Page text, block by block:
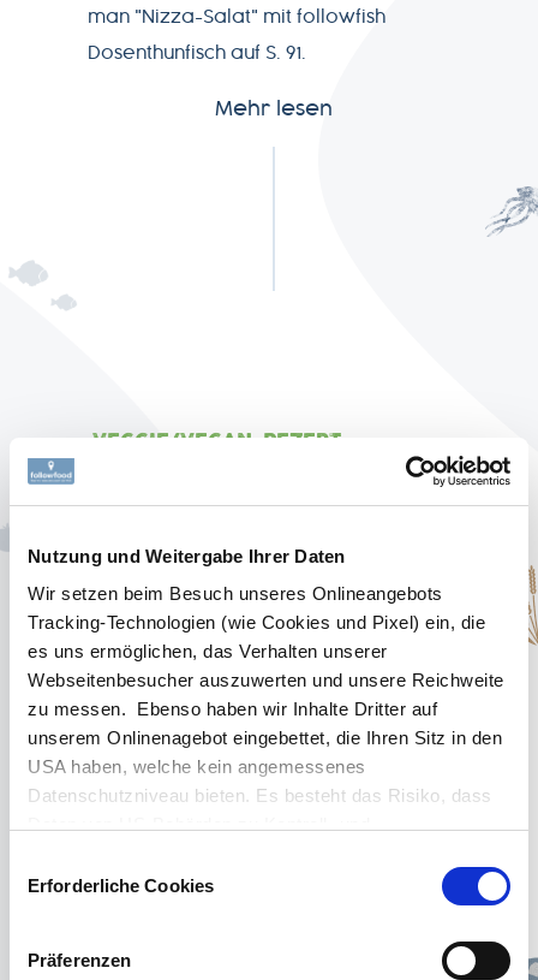
Nutzung und Weitergabe Ihrer Daten
Wir setzen beim Besuch unseres Onlineangebots
Tracking-Technologien (wie Cookies und Pixel) ein, die
es uns ermöglichen, das Verhalten unserer
Webseitenbesucher auszuwerten und unsere Reichweite
zu messen. Ebenso haben wir Inhalte Dritter auf
unserem Onlinenagebot eingebettet, die Ihren Sitz in den
USA haben, welche kein angemessenes
Datenschutzniveau bieten. Es besteht das Risiko, dass
Ihnen möglicherweise Rechtsbehelfsmöglichkeiten
zustehen. Die eingesetzten Dienstleister können Daten
für eigene Zwecke verarbeiten und mit anderen Daten
zusammenführen. Details zu den Zwecken der
Erforderliche Cookies
Präferenzen
NEWSLETTER
0
Datenschutz
Impressum
man "Nizza-Salat" mit followfish
Dosenthunfisch auf S. 91.
Mehr lesen
VEGGIE/VEGAN-REZEPT
Bruschetta mit
veganem followfood
Thunvisch, Paprika und
Kapern
Möchtest Du eine köstliche Bruschetta
zaubern?
Dann probiere doch unsere Variante mit
veganem Thunfisch von followfood,
selbst zubereiten und hast im Nu ein
wunderbares Abendessen auf dem Tisch.
Freunden oder Familie, wird diese